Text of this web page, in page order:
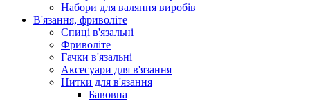
Набори для валяння виробів
В'язання, фриволіте
Спиці в'язальні
Фриволіте
Гачки в'язальні
Аксесуари для в'язання
Нитки для в'язання
Бавовна